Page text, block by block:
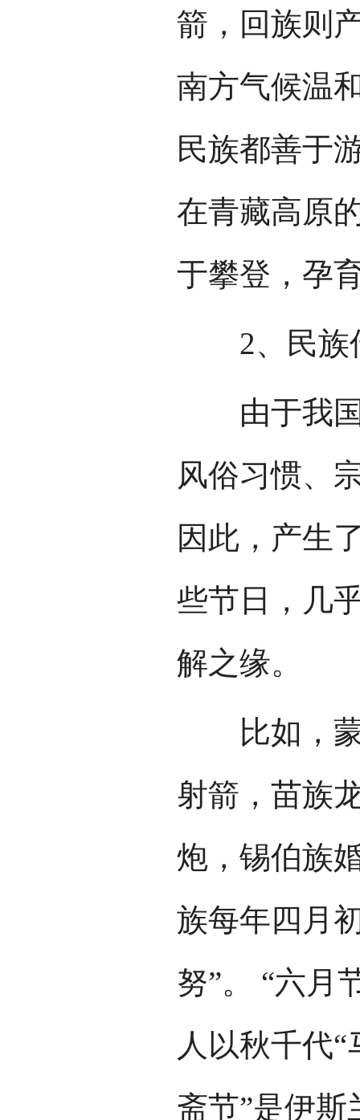
箭，回族则
南方气候温
民族都善于
在青藏高原
于攀登，孕
2、民族
由于我国
风俗习惯、
因此，产生
些节日，几
解之缘。
比如，蒙
射箭，苗族
炮，锡伯族
族每年四月
努”。 “六月
人以秋千代
斋节”是伊